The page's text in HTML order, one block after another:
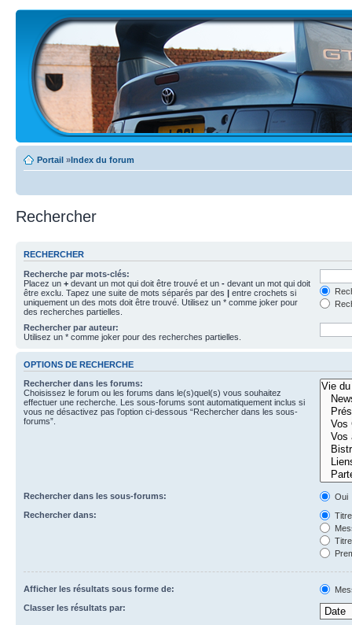
Portail »Index du forum
Rechercher
RECHERCHER
Recherche par mots-clés:
Placez un + devant un mot qui doit être trouvé et un - devant un mot qui doit
être exclu. Tapez une suite de mots séparés par des | entre crochets si
uniquement un des mots doit être trouvé. Utilisez un * comme joker pour
des recherches partielles.
Rechercher par auteur:
Utilisez un * comme joker pour des recherches partielles.
OPTIONS DE RECHERCHE
Rechercher dans les forums:
Choisissez le forum ou les forums dans le(s)quel(s) vous souhaitez
effectuer une recherche. Les sous-forums sont automatiquement inclus si
vous ne désactivez pas l’option ci-dessous “Rechercher dans les sous-
forums”.
Rechercher dans les sous-forums:
Oui
Rechercher dans:
Afficher les résultats sous forme de:
Classer les résultats par: